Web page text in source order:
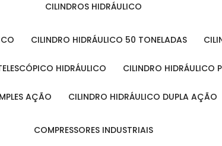
CILINDROS HIDRÁULICO
CILINDRO HIDRÁULICO 50 TONELADAS
HIDRÁULICO CILINDRO HIDRÁULICO
AÇÃO CILINDRO HIDRÁULICO DUPLA AÇÃO
COMPRESSORES INDUSTRIAIS